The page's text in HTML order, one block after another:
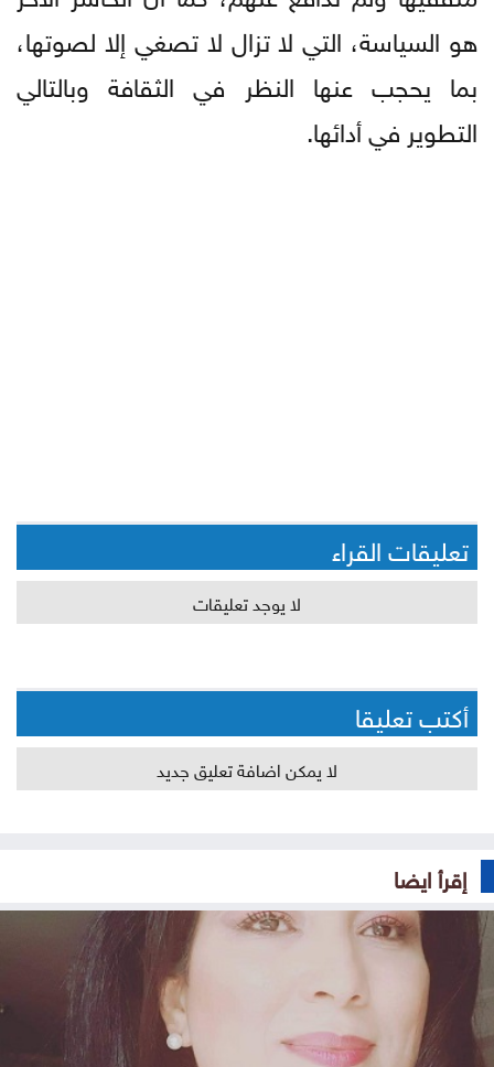
هو السياسة، التي لا تزال لا تصغي إلا لصوتها،
بما يحجب عنها النظر في الثقافة وبالتالي
التطوير في أدائها.
تعليقات القراء
لا يوجد تعليقات
أكتب تعليقا
لا يمكن اضافة تعليق جديد
إقرأ ايضا